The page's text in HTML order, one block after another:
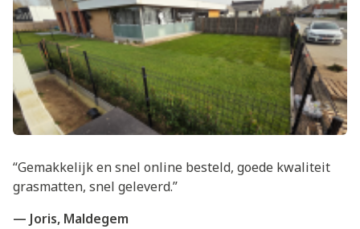
“Gemakkelijk en snel online besteld, goede kwaliteit
grasmatten, snel geleverd.”
— Joris, Maldegem